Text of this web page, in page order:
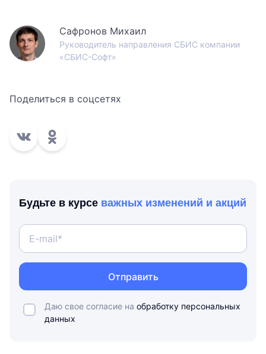
Сафронов Михаил
Руководитель направления СБИС компании
«СБИС-Софт»
Поделиться в соцсетях
Будьте в курсе важных изменений и акций
Отправить
Даю свое согласие на обработку персональных
данных